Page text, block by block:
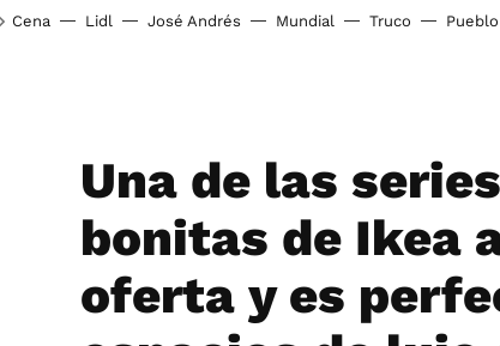
Cena Lidl José Andrés Mundial Truco Pueblo
Una de las
bonitas de Ikea
oferta y es